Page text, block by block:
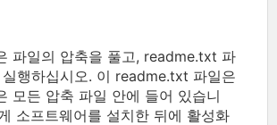
파일의 압축을 풀고, readme.txt 파
행하십시오. 이 readme.txt 파일은
모든 압축 파일 안에 들어 있습니
소프트웨어를 설치한 뒤에 활성화